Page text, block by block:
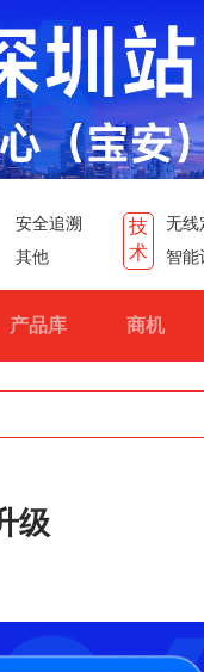
安全追溯
其他
技
术
无线
智能
产品库 商机
级